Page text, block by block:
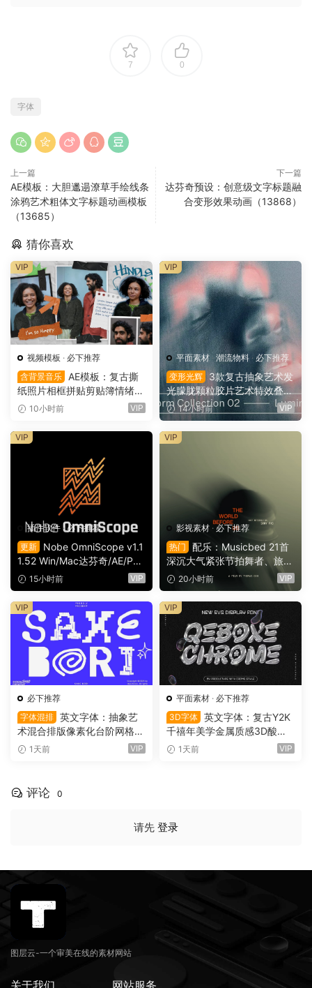
7 0
字体
上一篇
AE模板：大胆邋遢潦草手绘线条
涂鸦艺术粗体文字标题动画模板
（13685）
下一篇
达芬奇预设：创意级文字标题融
合变形效果动画（13868）
猜你喜欢
视频模板 · 必下推荐
含背景音乐
AE模板：复古撕
纸照片相框拼贴剪贴簿情绪板
旅游日记手账电影VLOG短片
10小时前 VIP
VIP
平面素材· 潮流物料 · 必下推荐
变形光辉
3款复古抽象艺术发
光朦胧颗粒胶片艺术特效叠加
PSD特效样机组合 Orbyt Stu
dio – Transform Collection 0
2 – Luminous（16162）
14小时前 VIP
VIP
插件软件 ·必下推荐
更新
Nobe OmniScope v1.1
1.52 Win/Mac达芬奇/AE/PR/
OFX视频调色万能示波器插件
（9753）
15小时前 VIP
VIP
影视素材 ·必下推荐
热门
配乐：Musicbed 21首
深沉大气紧张节拍舞者、旅行
场景商业电影广告宣传配乐B
GM视频背景音乐素材（1616
1）
20小时前 VIP
VIP
必下推荐
字体混排 英文字体：抽象艺
术混合排版像素化台阶网格状
手绘螺旋有机曲线版面设计封
1天前 VIP
VIP
平面素材 · 必下推荐
3D字体 英文字体：复古Y2K
千禧年美学金属质感3D酸性
镀铬文字LOGO标题封面海报
1天前 VIP
VIP
评论 0
请先 登录
图层云-一个审美在线的素材网站